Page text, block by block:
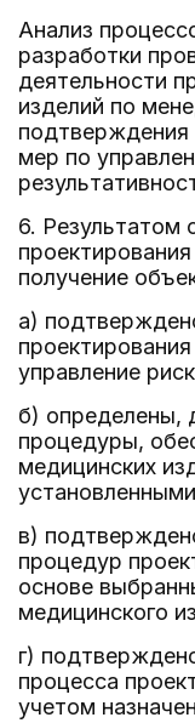
Анализ
разработки
деятельности
изделий по
подтверждения
мер по
6. Результатом
получение
а)
управление
б) определены,
процедуры,
медицинских
в)
процедур
основе
медицинского
г)
процесса
учетом